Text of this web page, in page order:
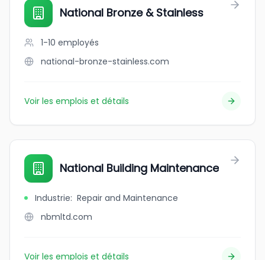
National Bronze & Stainless
1-10 employés
national-bronze-stainless.com
Voir les emplois et détails
National Building Maintenance
Industrie: Repair and Maintenance
nbmltd.com
Voir les emplois et détails